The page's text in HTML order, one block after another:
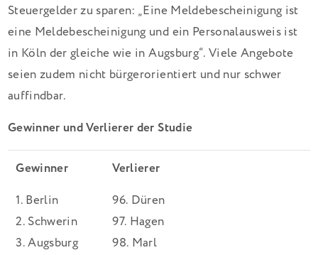
Steuergelder zu sparen: „Eine Meldebescheinigung ist
eine Meldebescheinigung und ein Personalausweis ist
in Köln der gleiche wie in Augsburg“. Viele Angebote
seien zudem nicht bürgerorientiert und nur schwer
auffindbar.
Gewinner und Verlierer der Studie
Gewinner
1. Berlin
2. Schwerin
3. Augsburg
Verlierer
96. Düren
97. Hagen
98. Marl